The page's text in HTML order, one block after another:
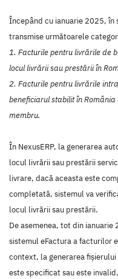
Începând cu ianuarie 2025, în
transmise următoarele
1. Facturile pentru livrările de
locul livrării sau prestării în
2. Facturile pentru livrările
beneficiarul stabilit în
membru.
În NexusERP, la generarea
locul livrării sau prestării
livrare, dacă aceasta este
completată, sistemul va
locul livrării sau prestării.
De asemenea, tot din
sistemul eFactura a facturilor
context, la generarea
este specificat sau este